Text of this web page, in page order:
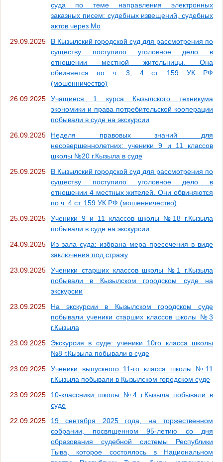
суда по теме направления электронных
заказных писем: судебных извещений, судебных
актов через Мо
29.09.2025
В Кызылский городской суд для рассмотрения по
существу поступило уголовное дело в
отношении местной жительницы. Она
обвиняется по ч. 3, 4 ст. 159 УК РФ
(мошенничество)
26.09.2025
Учащиеся 1 курса Кызылского техникума
экономики и права потребительской кооперации
побывали в суде на экскурсии
26.09.2025
Неделя правовых знаний для
несовершеннолетних: ученики 9 и 11 классов
школы №20 г.Кызыла в суде
25.09.2025
В Кызылский городской суд для рассмотрения по
существу поступило уголовное дело в
отношении 4 местных жителей. Они обвиняются
по ч. 4 ст. 159 УК РФ (мошенничество)
25.09.2025
Ученики 9 и 11 классов школы №18 г.Кызыла
побывали в суде на экскурсии
24.09.2025
Из зала суда: избрана мера пресечения в виде
заключения под стражу
23.09.2025
Ученики старших классов школы №1 г.Кызыла
побывали в Кызылском городском суде на
экскурсии
23.09.2025
На экскурсии в Кызылском городском суде
побывали ученики старших классов школы №3
г.Кызыла
23.09.2025
Экскурсия в суде: ученики 10го класса школы
№8 г.Кызыла побывали в суде
23.09.2025
Ученики выпускного 11-го класса школы №11
г.Кызыла побывали в Кызылском городском суде
23.09.2025
10-классники школы №4 г.Кызыла побывали в
суде
22.09.2025
19 сентября 2025 года, на торжественном
собрании, посвященном 95-летию со дня
образования судебной системы Республики
Тыва, которое состоялось в Национальном